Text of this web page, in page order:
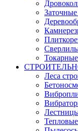
Токарные
Леса